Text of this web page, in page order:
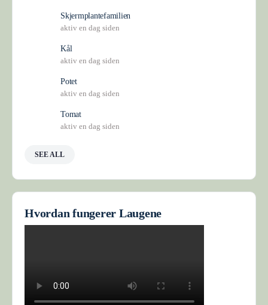
Skjermplantefamilien
aktiv en dag siden
Kål
aktiv en dag siden
Potet
aktiv en dag siden
Tomat
aktiv en dag siden
SEE ALL
Hvordan fungerer Laugene